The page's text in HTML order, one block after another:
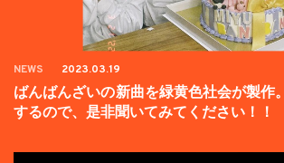
NEWS 2023.03.19
ばんばんざいの新曲を緑黄色社会が製作
するので、是非聞いてみてください！！